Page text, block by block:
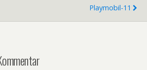
Playmobil-11